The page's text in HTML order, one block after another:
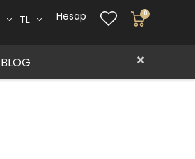
BLOG
0
Hesap
TL